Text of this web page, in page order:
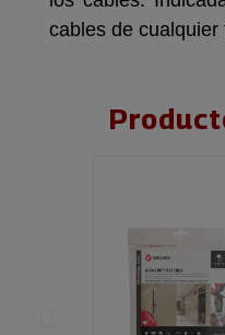
cables de cualquier